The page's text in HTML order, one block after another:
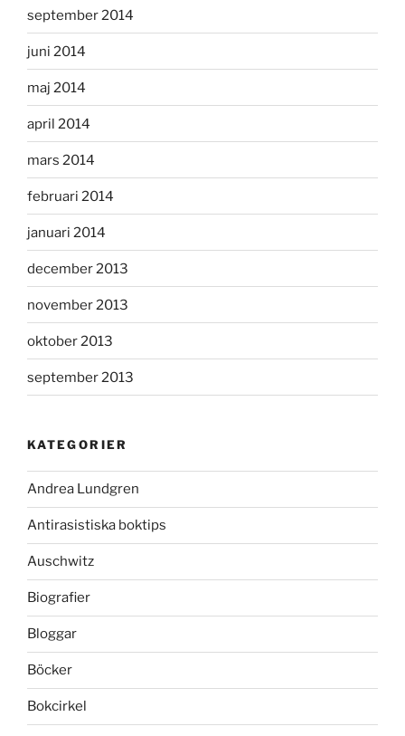
september 2014
juni 2014
maj 2014
april 2014
mars 2014
februari 2014
januari 2014
december 2013
november 2013
oktober 2013
september 2013
KATEGORIER
Andrea Lundgren
Antirasistiska boktips
Auschwitz
Biografier
Bloggar
Böcker
Bokcirkel